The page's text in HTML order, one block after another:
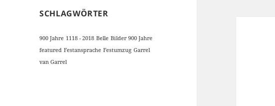
SCHLAGWÖRTER
900 Jahre 1118 - 2018 Belle Bilder 900 Jahre
featured Festansprache Festumzug Garrel
van Garrel